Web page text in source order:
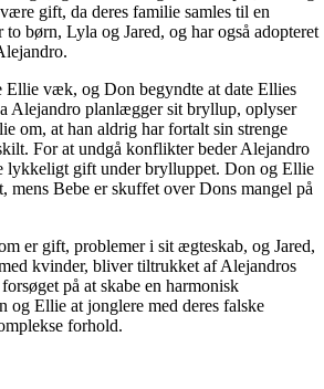
gift, da deres familie samles til en
børn, Lyla og Jared, og har også adopteret
Ellie væk, og Don begyndte at date Ellies
Alejandro planlægger sit bryllup, oplyser
om, at han aldrig har fortalt sin strenge
For at undgå konflikter beder Alejandro
lykkeligt gift under brylluppet. Don og Ellie
mens Bebe er skuffet over Dons mangel på
er gift, problemer i sit ægteskab, og Jared,
kvinder, bliver tiltrukket af Alejandros
på at skabe en harmonisk
og Ellie at jonglere med deres falske
forhold.